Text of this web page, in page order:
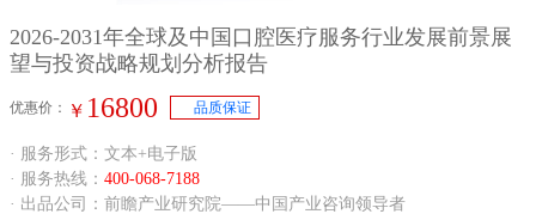
2026-2031年全球及中国口腔医疗服务行业发展前景展
望与投资战略规划分析报告
优惠价： ￥ 16800 品质保证
· 服务形式：文本+电子版
· 服务热线： 400-068-7188
· 出品公司：前瞻产业研究院——中国产业咨询领导者